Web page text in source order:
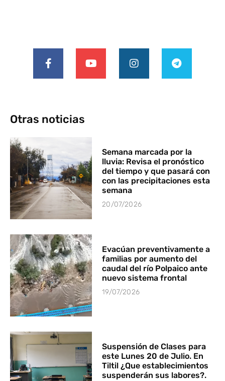
Otras noticias
Semana marcada por la
lluvia: Revisa el pronóstico
del tiempo y que pasará con
con las precipitaciones esta
semana
20/07/2026
Evacúan preventivamente a
familias por aumento del
caudal del río Polpaico ante
nuevo sistema frontal
19/07/2026
Suspensión de Clases para
este Lunes 20 de Julio. En
Tiltil ¿Que establecimientos
suspenderán sus labores?.